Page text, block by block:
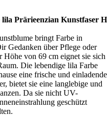
Prärieenzian Kunstfaser H
bringt Farbe in
Gedanken über Pflege oder
Höhe von 69 cm eignet sie sich
Die lebendige lila Farbe
eine frische und einladende
bietet sie eine langlebige und
Da sie nicht UV-
geschützt